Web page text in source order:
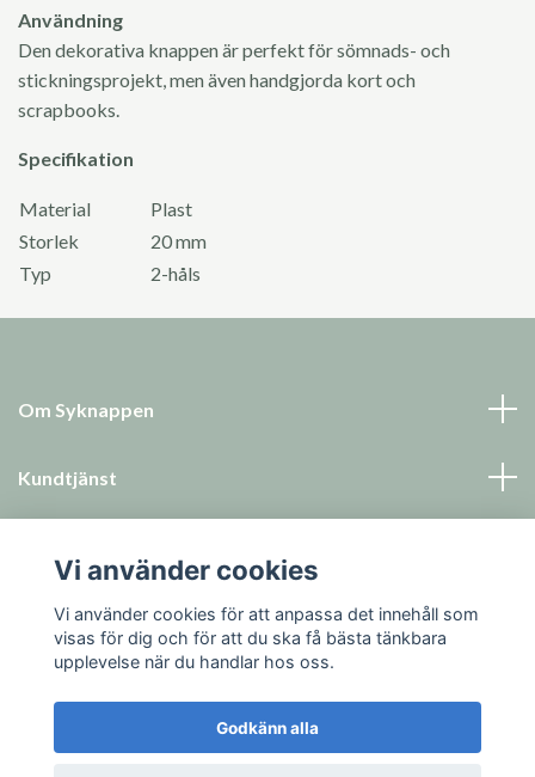
Användning
Den dekorativa knappen är perfekt för sömnads- och
stickningsprojekt, men även handgjorda kort och
scrapbooks.
Specifikation
Material
Plast
Storlek
20 mm
Typ
2-håls
Om Syknappen
Kundtjänst
Sociala medier
Vi använder cookies
Vi använder cookies för att anpassa det innehåll som
visas för dig och för att du ska få bästa tänkbara
upplevelse när du handlar hos oss.
Godkänn alla